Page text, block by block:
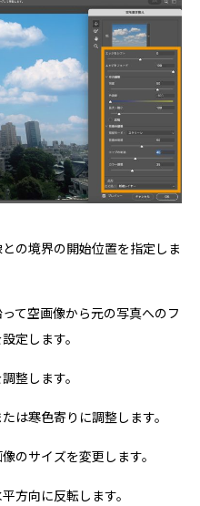
の境界の開始位置を指定しま
て空画像から元の写真へのフ
定します。
整します。
は寒色寄りに調整します。
のサイズを変更します。
方向に反転します。